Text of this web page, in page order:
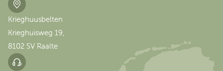
Krieghuusbelten
Krieghuisweg 19,
8102 SV Raalte